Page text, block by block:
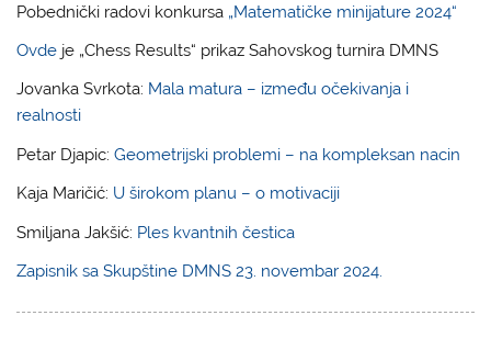
Pobednički radovi konkursa „Matematičke minijature 2024“
Ovde je „Chess Results“ prikaz Sahovskog turnira DMNS
Jovanka Svrkota: Mala matura – između očekivanja i
realnosti
Petar Djapic:Geometrijski problemi – na kompleksan nacin
Kaja Maričić: U širokom planu – o motivaciji
Smiljana Jakšić: Ples kvantnih čestica
Zapisnik sa Skupštine DMNS 23. novembar 2024.